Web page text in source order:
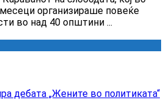
организираше повеќе
во над 40 општини ...
дебата „Жените во политиката“